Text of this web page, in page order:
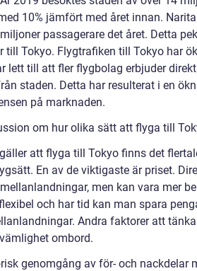
10% jämfört med året innan.
passagerare det året. Detta
till Tokyo. Flygtrafiken till Tokyo har
lett till att fler flygbolag erbjuder
staden. Detta har resulterat i en
på marknaden.
om hur olika sätt att flyga till
att flyga till Tokyo finns det
En av de viktigaste är priset.
men kan vara mer
och har tid kan man spara
Andra faktorer att
ombord.
genomgång av för- och nackdelar